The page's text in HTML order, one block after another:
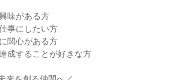
味がある方
事にしたい方
関心がある方
成することが好きな方